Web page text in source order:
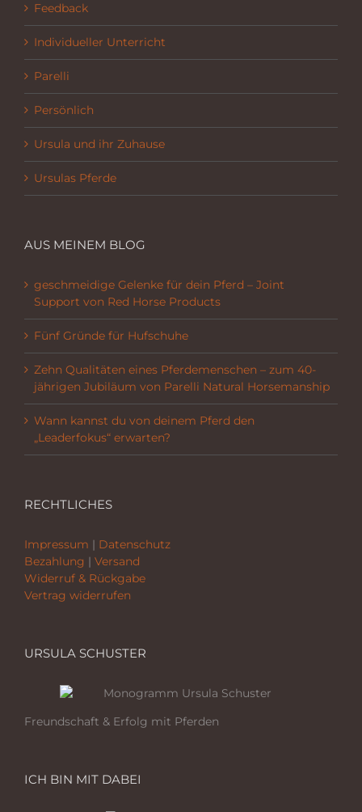
Feedback
Individueller Unterricht
Parelli
Persönlich
Ursula und ihr Zuhause
Ursulas Pferde
AUS MEINEM BLOG
geschmeidige Gelenke für dein Pferd – Joint
Support von Red Horse Products
Fünf Gründe für Hufschuhe
Zehn Qualitäten eines Pferdemenschen – zum 40-
jährigen Jubiläum von Parelli Natural Horsemanship
Wann kannst du von deinem Pferd den
„Leaderfokus“ erwarten?
RECHTLICHES
Impressum | Datenschutz
Bezahlung | Versand
Widerruf & Rückgabe
Vertrag widerrufen
URSULA SCHUSTER
Freundschaft & Erfolg mit Pferden
ICH BIN MIT DABEI